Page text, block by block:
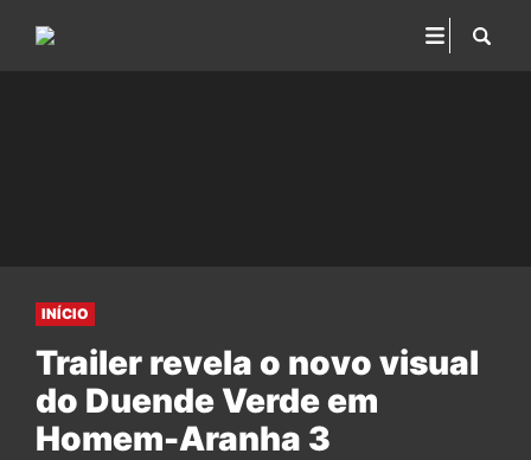
INÍCIO
Trailer revela o novo visual
do Duende Verde em
Homem-Aranha 3